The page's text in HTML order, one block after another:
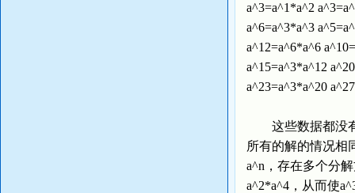
a^3=a^1*a^2
a^6=a^3*a^3
a^12=a^6*a^6
a^15=a^3*a^12
a^23=a^3*a^20
这些数据都没有
所有的解的情况相
a^n，存在多个分
a^2*a^4，从而使